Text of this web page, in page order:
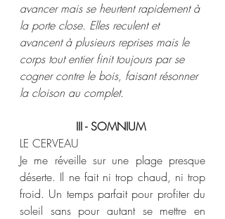
avancer mais se heurtent rapidement à
la porte close. Elles reculent et
avancent à plusieurs reprises mais le
corps tout entier finit toujours par se
cogner contre le bois, faisant résonner
la cloison au complet.
III - SOMNIUM
LE CERVEAU
Je me réveille sur une plage presque
déserte. Il ne fait ni trop chaud, ni trop
froid. Un temps parfait pour profiter du
soleil sans pour autant se mettre en